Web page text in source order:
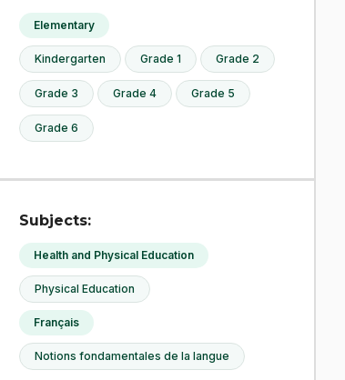
Elementary
Kindergarten Grade 1 Grade 2
Grade 3 Grade 4 Grade 5
Grade 6
Subjects:
Health and Physical Education
Physical Education
Français
Notions fondamentales de la langue